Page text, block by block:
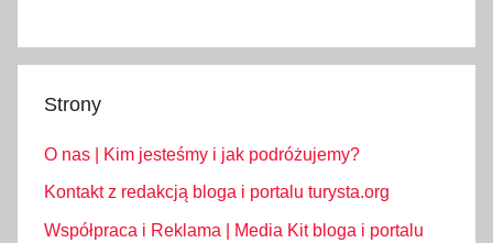
Strony
O nas | Kim jesteśmy i jak podróżujemy?
Kontakt z redakcją bloga i portalu turysta.org
Współpraca i Reklama | Media Kit bloga i portalu